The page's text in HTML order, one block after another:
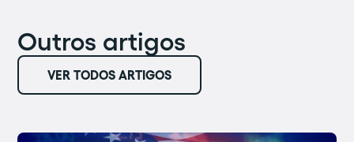
Outros artigos
VER TODOS ARTIGOS